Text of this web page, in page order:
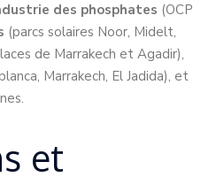
des phosphates (OCP
(parcs solaires Noor, Midelt,
de Marrakech et Agadir),
Marrakech, El Jadida), et
et